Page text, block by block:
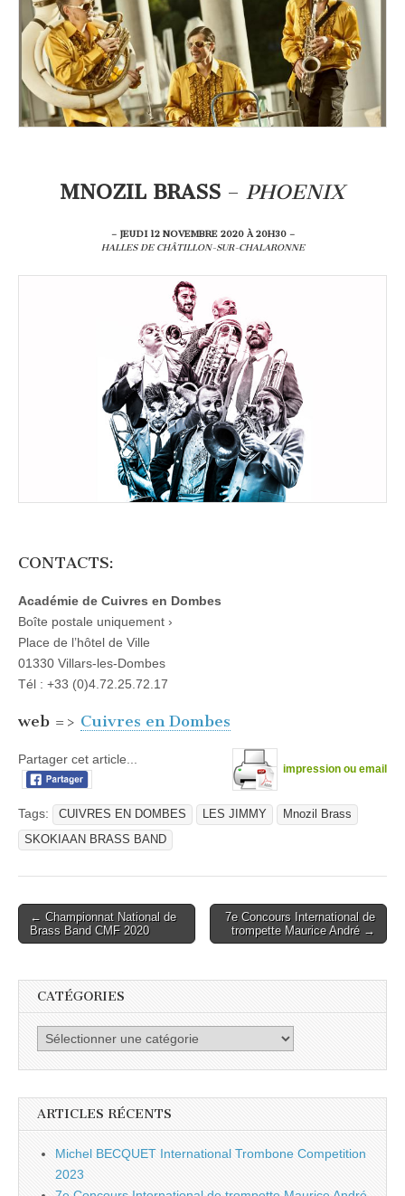
MNOZIL BRASS – PHOENIX
– JEUDI 12 NOVEMBRE 2020 À 20H30 –
HALLES DE CHÂTILLON-SUR-CHALARONNE
CONTACTS:
Académie de Cuivres en Dombes
Boîte postale uniquement ›
Place de l’hôtel de Ville
01330 Villars-les-Dombes
Tél : +33 (0)4.72.25.72.17
web => Cuivres en Dombes
impression ou email
Partager cet article...
Tags: CUIVRES EN DOMBES LES JIMMY
Mnozil Brass
SKOKIAAN BRASS BAND
Post
navigation
← Championnat National de
Brass Band CMF 2020
7e Concours International de
trompette Maurice André →
CATÉGORIES
Catégories
ARTICLES RÉCENTS
Michel BECQUET International Trombone Competition
2023